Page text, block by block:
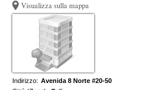
Visualizza sulla mappa
Indirizzo: Avenida 8 Norte #20-50